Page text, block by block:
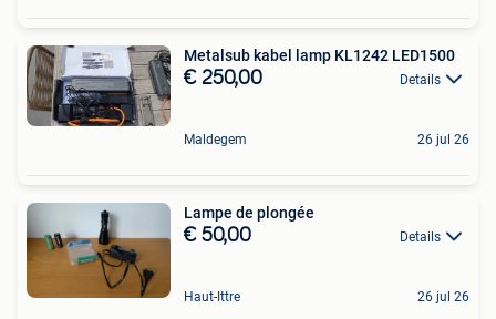
Metalsub kabel lamp KL1242 LED1500
€ 250,00 Details
Maldegem 26 jul 26
Lampe de plongée
€ 50,00 Details
Haut-Ittre 26 jul 26